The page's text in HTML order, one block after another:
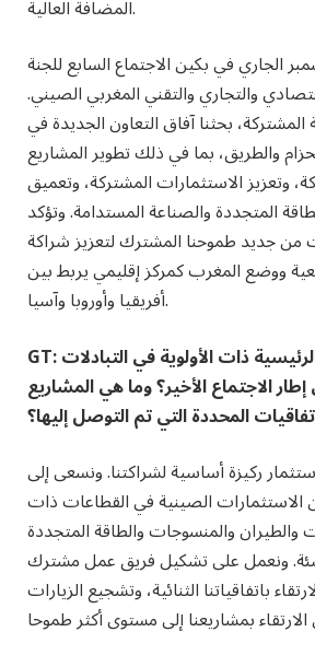
المضافة العالية.
يوم 16 ديسمبر الجاري في بكين الاجتماع السابع للجنة
والتجاري والتقني المغربي الصيني.
المشتركة، بحثنا آفاق التعاون الجديدة في
والطريق، بما في ذلك تطوير المشاريع
وتعزيز الاستثمارات المشتركة، وتعميق
المتجددة والصناعة المستدامة. وتؤكد
من جديد طموحنا المشترك لتعزيز شراكة
ووضع المغرب كمركز إقليمي يربط بين
أفريقيا وأوروبا وآسيا.
GT: ما هي المجالات الرئيسية ذات الأولوية في التبادلات
الاجتماع الأخير؟ وما هي المشاريع
المحددة التي تم التوصل إليها؟
ركيزة أساسية لشراكتنا. ونسعى إلى
الصينية في القطاعات ذات
والطيران والمنسوجات والطاقة المتجددة
ونعمل على تشكيل فريق عمل مشترك
باتفاقياتنا الثنائية، وتشجيع الزيارات